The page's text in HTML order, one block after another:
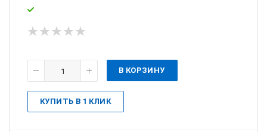
В КОРЗИНУ
КУПИТЬ В 1 КЛИК